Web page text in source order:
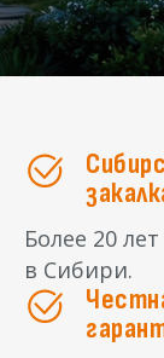
Более 20
в Сибири.